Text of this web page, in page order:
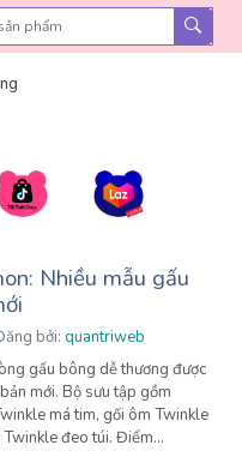
Nhiều mẫu gấu
bởi: quantriweb
gấu bông dễ thương được
mới. Bộ sưu tập gồm
má tim, gối ôm Twinkle
Twinkle đeo túi. Điểm…